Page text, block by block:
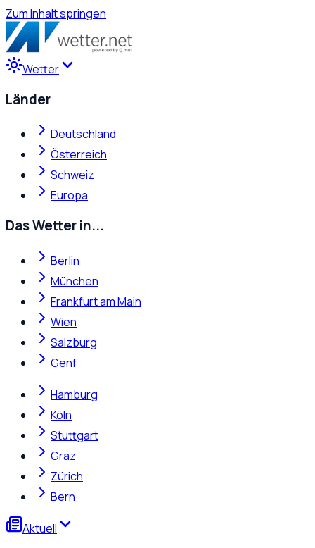
Zum Inhalt springen
Wetter
Länder
Deutschland
Österreich
Schweiz
Europa
Das Wetter in...
Berlin
München
Frankfurt am Main
Wien
Salzburg
Genf
Hamburg
Köln
Stuttgart
Graz
Zürich
Bern
Aktuell